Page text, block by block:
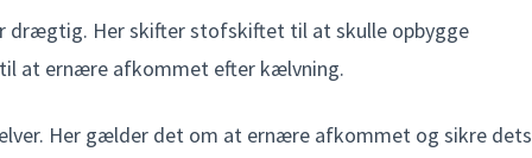
drægtig. Her skifter stofskiftet til at skulle opbygge
at ernære afkommet efter kælvning.
Her gælder det om at ernære afkommet og sikre dets